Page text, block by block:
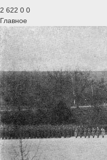
2 622 0 0
Главное